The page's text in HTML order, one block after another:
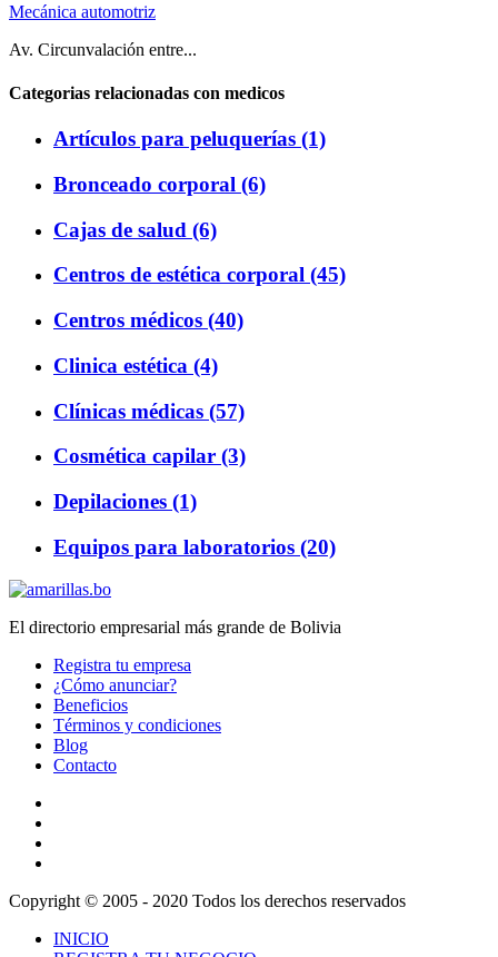
Mecánica automotriz
Av. Circunvalación entre...
Categorias relacionadas con medicos
Artículos para peluquerías (1)
Bronceado corporal (6)
Cajas de salud (6)
Centros de estética corporal (45)
Centros médicos (40)
Clinica estética (4)
Clínicas médicas (57)
Cosmética capilar (3)
Depilaciones (1)
Equipos para laboratorios (20)
El directorio empresarial más grande de Bolivia
Registra tu empresa
¿Cómo anunciar?
Beneficios
Términos y condiciones
Blog
Contacto
Copyright © 2005 - 2020 Todos los derechos reservados
INICIO